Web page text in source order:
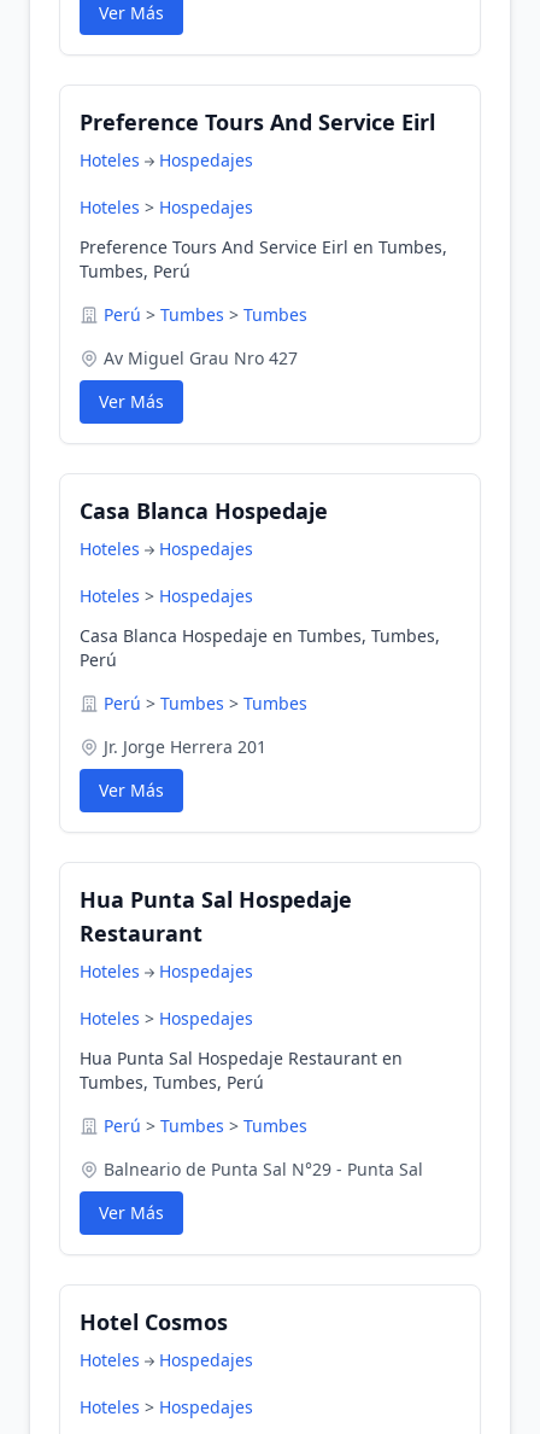
Ver Más
Preference Tours And Service Eirl
Hoteles Hospedajes
Hoteles > Hospedajes
Preference Tours And Service Eirl en Tumbes,
Tumbes, Perú
Perú > Tumbes > Tumbes
Av Miguel Grau Nro 427
Ver Más
Casa Blanca Hospedaje
Hoteles Hospedajes
Hoteles > Hospedajes
Casa Blanca Hospedaje en Tumbes, Tumbes,
Perú
Perú > Tumbes > Tumbes
Jr. Jorge Herrera 201
Ver Más
Hua Punta Sal Hospedaje
Restaurant
Hoteles Hospedajes
Hoteles > Hospedajes
Hua Punta Sal Hospedaje Restaurant en
Tumbes, Tumbes, Perú
Perú > Tumbes > Tumbes
Balneario de Punta Sal N°29 - Punta Sal
Ver Más
Hotel Cosmos
Hoteles Hospedajes
Hoteles > Hospedajes